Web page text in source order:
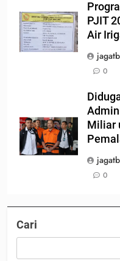
PJIT
Air
0
Miliar
0
Cari